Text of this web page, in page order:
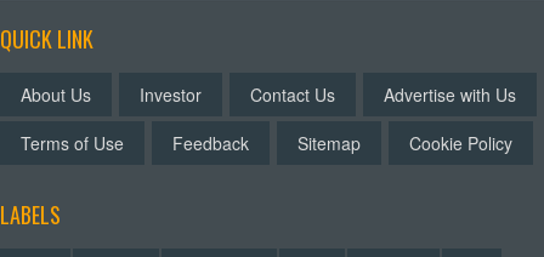
QUICK LINK
About Us Investor Contact Us
Advertise with Us
Terms of Use
Feedback Sitemap Cookie Policy
LABELS